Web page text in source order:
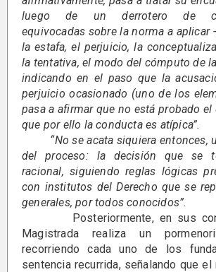
luego de un derrotero de
equivocadas sobre la norma a aplicar
la estafa, el perjuicio, la
la tentativa, el modo del cómputo de
indicando en el paso que la
perjuicio ocasionado (uno de los
pasa a afirmar que no está probado
que por ello la conducta es atípica”.
“No se acata siquiera entonces,
del proceso: la decisión que se
racional, siguiendo reglas lógicas
con institutos del Derecho que se
generales, por todos conocidos”.
Posteriormente, en sus
Magistrada realiza un
recorriendo cada uno de los
sentencia recurrida, señalando que